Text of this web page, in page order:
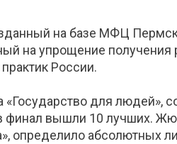
на базе МФЦ
на упрощение
России.
для людей»,
финал вышли 10 лучших.
определило абсолютных